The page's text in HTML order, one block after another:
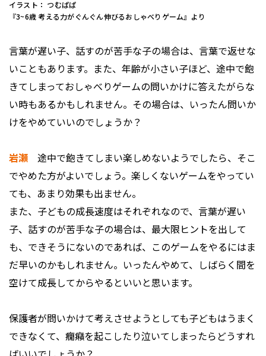
イラスト： つむぱぱ
『3~6歳 考える力がぐんぐん伸びるおしゃべりゲーム』より
――言葉が遅い子、話すのが苦手な子の場合は、言葉で返せな
いこともあります。また、年齢が小さい子ほど、途中で飽
きてしまっておしゃべりゲームの問いかけに答えたがらな
い時もあるかもしれません。その場合は、いったん問いか
けをやめていいのでしょうか？
岩瀬 途中で飽きてしまい楽しめないようでしたら、そこ
でやめた方がよいでしょう。楽しくないゲームをやってい
ても、あまり効果も出ません。
また、子どもの成長速度はそれぞれなので、言葉が遅い
子、話すのが苦手な子の場合は、最大限ヒントを出して
も、できそうにないのであれば、このゲームをやるにはま
だ早いのかもしれません。いったんやめて、しばらく間を
空けて成長してからやるといいと思います。
――保護者が問いかけて考えさせようとしても子どもはうまく
できなくて、癇癪を起こしたり泣いてしまったらどうすれ